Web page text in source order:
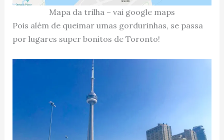
Mapa da trilha – vai google maps
Pois além de queimar umas gordurinhas, se passa
por lugares super bonitos de Toronto!